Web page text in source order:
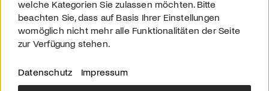
welche Kategorien Sie zulassen möchten. Bitte
beachten Sie, dass auf Basis Ihrer Einstellungen
womöglich nicht mehr alle Funktionalitäten der Seite
zur Verfügung stehen.
Datenschutz Impressum